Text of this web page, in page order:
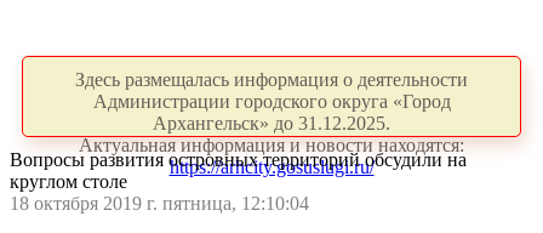
Здесь размещалась информация о деятельности
Администрации городского округа «Город
Архангельск» до 31.12.2025.
Актуальная информация и новости находятся:
https://arhcity.gosuslugi.ru/
Вопросы развития островных территорий обсудили на
круглом столе
18 октября 2019 г. пятница, 12:10:04